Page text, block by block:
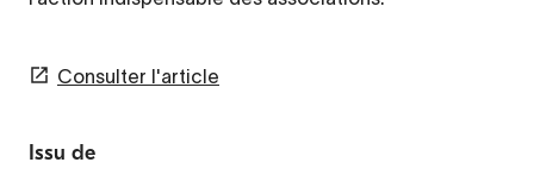
Consulter l'article
Issu de